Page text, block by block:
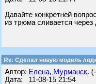
Давайте конкретней
из трюма сливается
Re: Cделал новую модель
Автор: Елена, Мурманск.
Дата: 11-08-15 21:54